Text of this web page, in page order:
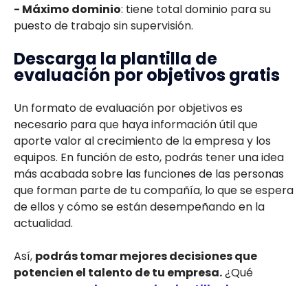
- Máximo dominio: tiene total dominio para su
puesto de trabajo sin supervisión.
Descarga la plantilla de
evaluación por objetivos gratis
Un formato de evaluación por objetivos es
necesario para que haya información útil que
aporte valor al crecimiento de la empresa y los
equipos. En función de esto, podrás tener una idea
más acabada sobre las funciones de las personas
que forman parte de tu compañía, lo que se espera
de ellos y cómo se están desempeñando en la
actualidad.
Así, podrás tomar mejores decisiones que
potencien el talento de tu empresa.¿Qué